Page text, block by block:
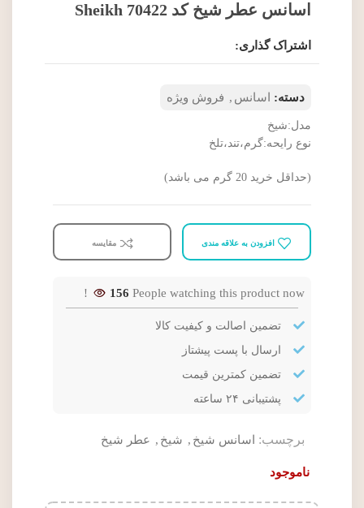
اسانس عطر شیخ کد 70422 Sheikh
اشتراک گذاری:
دسته: اسانس , فروش ویژه
مدل:شیخ
نوع رایحه:گرم،تند،تلخ
(حداقل خرید 20 گرم می باشد)
افزودن به علاقه مندی مقایسه
156 People watching this product now!
تضمین اصالت و کیفیت کالا
ارسال با پست پیشتاز
تضمین کمترین قیمت
پشتیبانی ۲۴ ساعته
برچسب: اسانس شیخ , شیخ , عطر شیخ
ناموجود